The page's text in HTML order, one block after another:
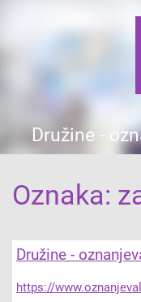
Družine -
Oznaka:
Družine -
https://